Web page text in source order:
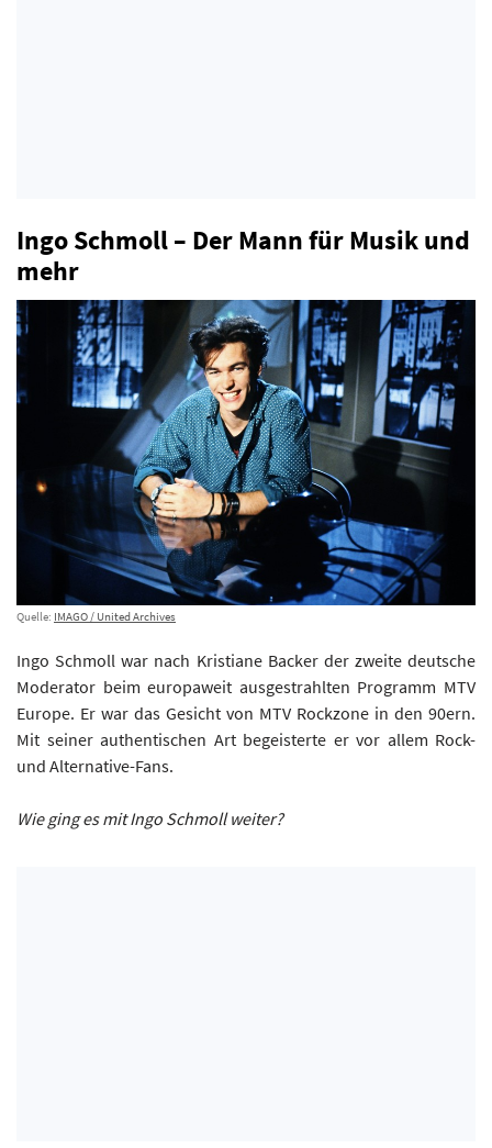
Ingo Schmoll – Der Mann für Musik und
mehr
Quelle: IMAGO / United Archives
Ingo Schmoll war nach Kristiane Backer der zweite deutsche
Moderator beim europaweit ausgestrahlten Programm MTV
Europe. Er war das Gesicht von MTV Rockzone in den 90ern.
Mit seiner authentischen Art begeisterte er vor allem Rock-
und Alternative-Fans.
Wie ging es mit Ingo Schmoll weiter?